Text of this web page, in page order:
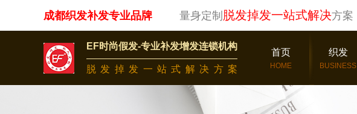
成都织发补发专业品牌 量身定制 脱发掉发一站式解决方案
EF时尚假发-专业补发增发连锁机构
脱发掉发一站式解决方案
首页
HOME
织发
BUSINESS